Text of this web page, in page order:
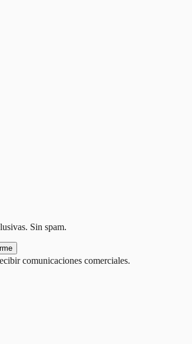
Sin spam.
comunicaciones comerciales.